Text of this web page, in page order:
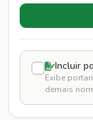
Incluir
Exibe
demais